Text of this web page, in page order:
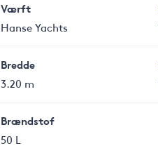
Værft
Hanse Yachts
Bredde
3.20 m
Brændstof
50 L